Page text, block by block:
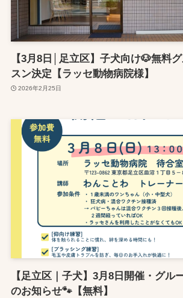
【3月8日│足立区】子犬向け🐶無料
スン決定【ラッセ動物病院様】
2026年2月25日
【足立区｜子犬】3月8日開催・グル
のお知らせ🐾【無料】